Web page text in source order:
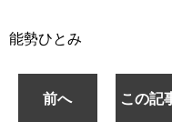
能勢ひとみ
前へ この記